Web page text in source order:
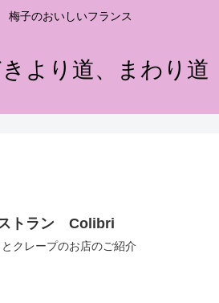
梅子のおいしいフランス
より道、まわり道
ストラン Colibri
クレープのお店のご紹介